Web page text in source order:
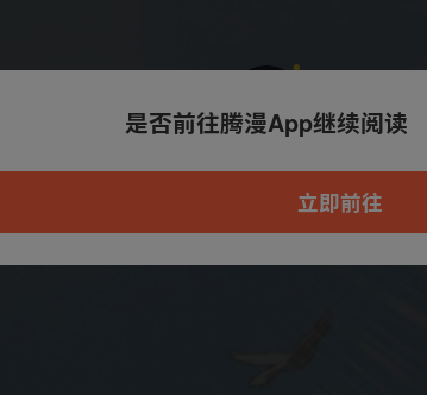
本章节仅支持App阅读，可打开App新用
户7天免费看
是否前往腾漫App继续阅读
立即前往